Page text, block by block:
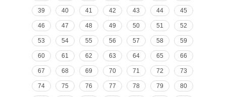
39 40 41 42 43 44 45
46 47 48 49 50 51 52
53 54 55 56 57 58 59
60 61 62 63 64 65 66
67 68 69 70 71 72 73
74 75 76 77 78 79 80